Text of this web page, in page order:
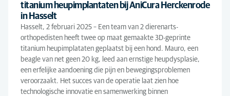
titanium heupimplantaten bij AniCura Herckenrode
in Hasselt
Hasselt, 2 februari 2025 – Een team van 2 dierenarts-
orthopedisten heeft twee op maat gemaakte 3D-geprinte
titanium heupimplataten geplaatst bij een hond. Mauro, een
beagle van net geen 20 kg, leed aan ernstige heupdysplasie,
een erfelijke aandoening die pijn en bewegingsproblemen
veroorzaakt. Het succes van de operatie laat zien hoe
technologische innovatie en samenwerking binnen